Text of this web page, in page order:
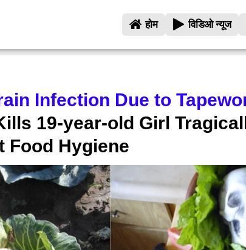
होम विडिओ न्यूज
Infection Due to
19-year-old Girl
Food Hygiene